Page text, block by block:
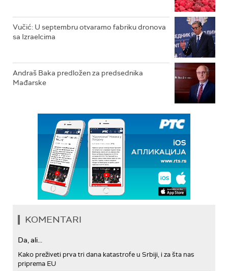
Vučić: U septembru otvaramo fabriku dronova
sa Izraelcima
Andraš Baka predložen za predsednika
Mađarske
KOMENTARI
Da, ali...
Kako preživeti prva tri dana katastrofe u Srbiji, i za šta nas
priprema EU